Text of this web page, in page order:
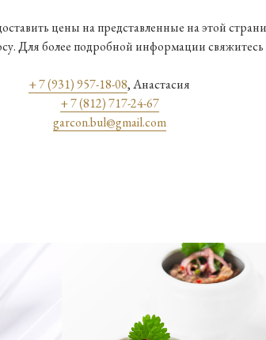
цены на представленные на этой
Для более подробной информации свяжитесь
+ 7 (931) 957-18-08, Анастасия
+ 7 (812) 717-24-67
garcon.bul@gmail.com